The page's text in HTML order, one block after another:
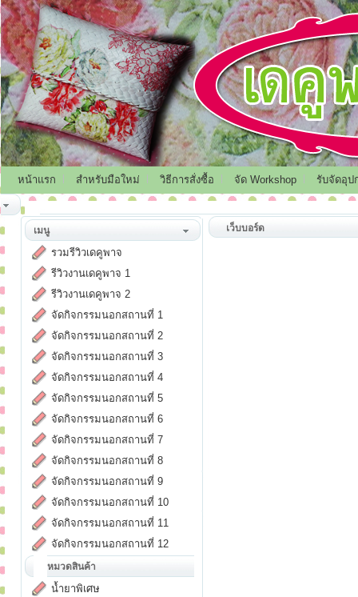
หน้าแรก สำหรับมือใหม่ วิธีการสั่งซื้อ จัด Workshop รับจัดอุป
เมนู
รวมรีวิวเดคูพาจ
รีวิวงานเดคูพาจ 1
รีวิวงานเดคูพาจ 2
จัดกิจกรรมนอกสถานที่ 1
จัดกิจกรรมนอกสถานที่ 2
จัดกิจกรรมนอกสถานที่ 3
จัดกิจกรรมนอกสถานที่ 4
จัดกิจกรรมนอกสถานที่ 5
จัดกิจกรรมนอกสถานที่ 6
จัดกิจกรรมนอกสถานที่ 7
จัดกิจกรรมนอกสถานที่ 8
จัดกิจกรรมนอกสถานที่ 9
จัดกิจกรรมนอกสถานที่ 10
จัดกิจกรรมนอกสถานที่ 11
จัดกิจกรรมนอกสถานที่ 12
หมวดสินค้า
น้ำยาพิเศษ
เว็บบอร์ด